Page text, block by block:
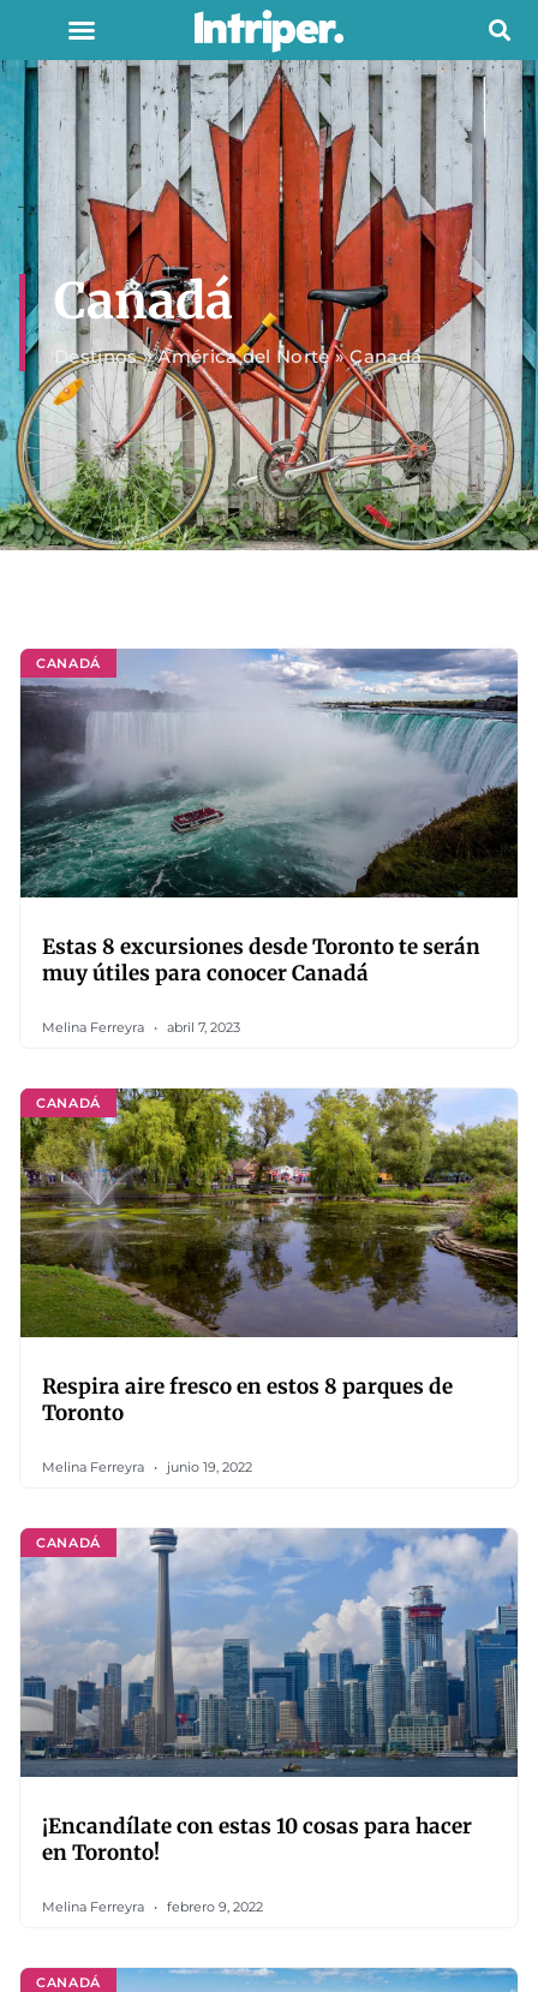
Canadá
Destinos»América del Norte»Canadá
CANADÁ
Estas 8 excursiones desde Toronto te serán
muy útiles para conocer Canadá
Melina Ferreyra abril 7, 2023
CANADÁ
Respira aire fresco en estos 8 parques de
Toronto
Melina Ferreyra junio 19, 2022
CANADÁ
¡Encandílate con estas 10 cosas para hacer
en Toronto!
Melina Ferreyra febrero 9, 2022
CANADÁ